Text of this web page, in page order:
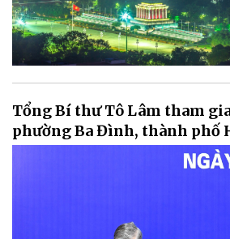
Tổng Bí thư Tô Lâm tham
phường Ba Đình, thành phố